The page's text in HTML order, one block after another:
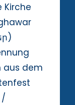
Kirche
aus dem
/